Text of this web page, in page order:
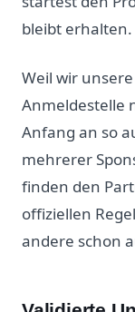
bleibt erhalten.
Weil wir
Anmeldestelle
Anfang an so
mehrerer
finden den
offiziellen
andere schon